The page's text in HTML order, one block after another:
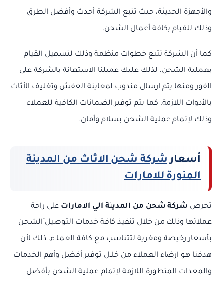
والأجهزة الحديثة، حيث تتبع الشركة أحدث وأفضل الطرق
وذلك للقيام بكافة أعمال الشحن.
كما أن الشركة تتبع خطوات منظمة وذلك لتسهيل القيام
بعملية الشحن، لذلك عليك عميلنا الاستعانة بالشركة على
الفور ومنها يتم ارسال مندوب لمعاينة العفش وتغليف الأثاث
بالأدوات اللازمة، كما يتم توفير الضمانات الكافية للعملاء
وذلك لإتمام عملية الشحن بسلام وأمان.
أسعارشركة شحن الاثاث من المدينة
المنورة للامارات
تحرص شركة شحن من المدينة الي الامارات على راحة
عملائها وذلك من خلال تنفيذ كافة خدمات التوصيل َالشحن
بأسعار رخيصة ومغرية لتتناسب مع كافة العملاء، ذلك لأن
هدفنا هو ارضاء العملاء من خلال توفير أفضل وأهم الخدمات
والمعدات المتطورة اللازمة لإتمام عملية الشحن بأفضل